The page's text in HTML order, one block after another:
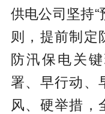
供电公司坚持“
则，提前制定
防汛保电关
署、早行动、
风、硬举措，